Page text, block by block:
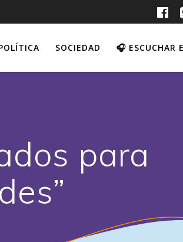
SOCIEDAD 🎧 ESCUCHAR
para